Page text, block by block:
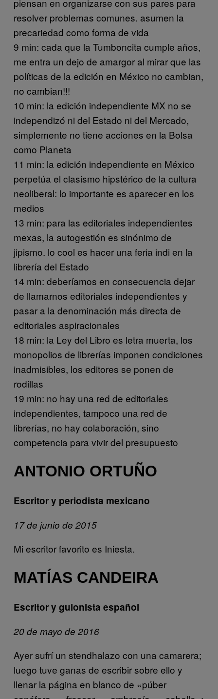
resolver problemas comunes. asumen la
precariedad como forma de vida
9 min: cada que la Tumboncita cumple años,
me entra un dejo de amargor al mirar que las
políticas de la edición en México no cambian,
no cambian!!!
10 min: la edición independiente MX no se
independizó ni del Estado ni del Mercado,
simplemente no tiene acciones en la Bolsa
como Planeta
11 min: la edición independiente en México
perpetúa el clasismo hipstérico de la cultura
neoliberal: lo importante es aparecer en los
medios
13 min: para las editoriales independientes
mexas, la autogestión es sinónimo de
jipismo. lo cool es hacer una feria indi en la
librería del Estado
14 min: deberíamos en consecuencia dejar
de llamarnos editoriales independientes y
pasar a la denominación más directa de
editoriales aspiracionales
18 min: la Ley del Libro es letra muerta, los
monopolios de librerías imponen condiciones
inadmisibles, los editores se ponen de
rodillas
19 min: no hay una red de editoriales
independientes, tampoco una red de
librerías, no hay colaboración, sino
competencia para vivir del presupuesto
ANTONIO ORTUÑO
Escritor y periodista mexicano
17 de junio de 2015
Mi escritor favorito es Iniesta.
MATÍAS CANDEIRA
Escritor y guionista español
20 de mayo de 2016
Ayer sufrí un stendhalazo con una camarera;
luego tuve ganas de escribir sobre ello y
llenar la página en blanco de «púber